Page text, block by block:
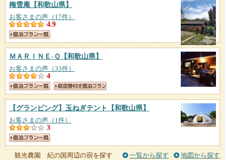
梅雪庵 【和歌山県】
お客さまの声（17件）
4.9
ＭＡＲＩＮＥ‐Ｑ 【和歌山県】
お客さまの声（33件）
4
【グランピング】玉ねぎテント 【和歌山県】
お客さまの声（1件）
3
観光農園 紀の国周辺の宿を探す 一覧から探す 地図から探す